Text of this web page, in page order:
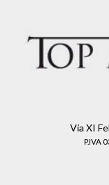
Via XI
P.IVA